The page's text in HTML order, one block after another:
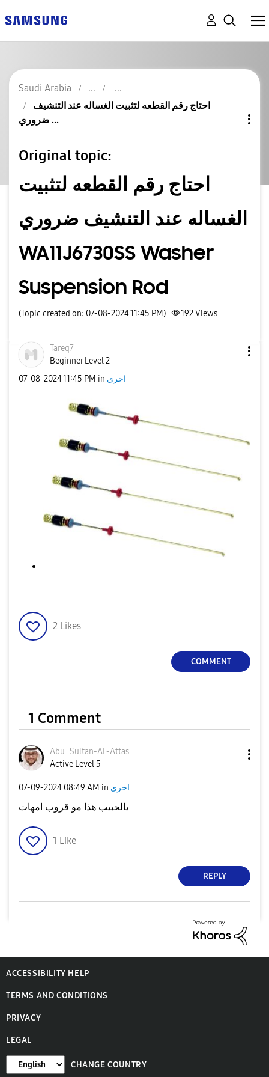
Saudi Arabia
احتاج رقم القطعه لتثبيت الغساله عند التنشيف
ضروري ...
Original topic:
احتاج رقم القطعه لتثبيت
الغساله عند التنشيف ضروري
WA11J6730SS Washer
Suspension Rod
(Topic created on: 07-08-2024 11:45 PM) 192Views
Tareq7
Beginner Level 2
‎07-08-202411:45 PM in اخرى
2 Likes
COMMENT
1 Comment
Abu_Sultan-AL-Attas
Active Level 5
‎07-09-2024 08:49 AM in اخرى
يالحبيب هذا مو قروب امهات
1 Like
REPLY
ACCESSIBILITY HELP
TERMS AND CONDITIONS
PRIVACY
LEGAL
CHANGE COUNTRY